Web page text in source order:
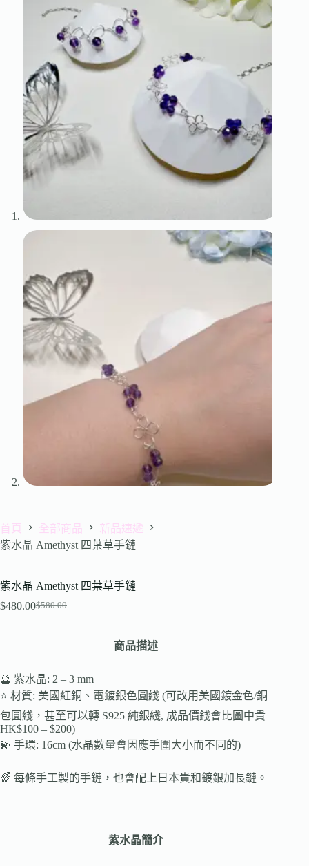
首頁 全部商品
新品速遞
紫水晶 Amethyst 四葉草手鏈
紫水晶 Amethyst 四葉草手鏈
$580.00
$480.00
商品描述
🔮 紫水晶: 2 – 3 mm
⭐️ 材質: 美國紅銅、電鍍銀色圓綫 (可改用美國鍍金色/銅
包圓綫，甚至可以轉 S925 純銀綫, 成品價錢會比圖中貴
HK$100 – $200)
💫 手環: 16cm (水晶數量會因應手圍大小而不同的)
🌈 每條手工製的手鏈，也會配上日本貴和鍍銀加長鏈。
紫水晶簡介